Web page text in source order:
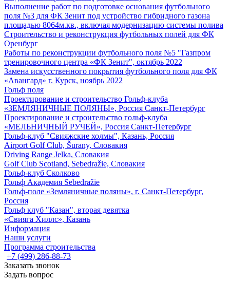
Выполнение работ по подготовке основания футбольного
поля №3 для ФК Зенит под устройство гибридного газона
площадью 8064м.кв., включая модернизацию системы полива
Строительство и реконструкция футбольных полей для ФК
Оренбург
Работы по реконструкции футбольного поля №5 "Газпром
тренировочного центра «ФК Зенит", октябрь 2022
Замена искусственного покрытия футбольного поля для ФК
«Авангард» г. Курск, ноябрь 2022
Гольф поля
Проектирование и строительство Гольф-клуба
«ЗЕМЛЯНИЧНЫЕ ПОЛЯНЫ», Россия Санкт-Петербург
Проектирование и строительство гольф-клуба
«МЕЛЬНИЧНЫЙ РУЧЕЙ», Россия Санкт-Петербург
Гольф-клуб "Свияжские холмы", Казань, Россия
Airport Golf Club, Šurany, Словакия
Driving Range Jelka, Словакия
Golf Club Scotland, Sebedražie, Словакия
Гольф-клуб Сколково
Гольф Академия Sebedražie
Гольф-поле «Земляничные поляны», г. Санкт-Петербург,
Россия
Гольф клуб "Казан", вторая девятка
«Свияга Хиллс», Казань
Информация
Наши услуги
Программа строительства
+7 (499) 286-88-73
Заказать звонок
Задать вопрос